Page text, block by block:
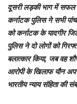
दूसरी लड़की भाग में सफल
कर्नाटक पुलिस ने सभी
को कर्नाटक के यादगीर
पुलिस ने दो लोगों को
बलात्कार किया, जब वह
आरोपी के खिलाफ यौन
भारतीय न्याय संहिता की